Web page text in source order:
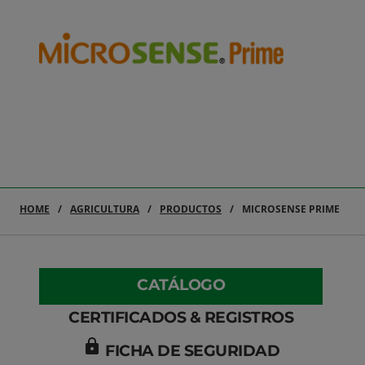
HOME AGRICULTURA PRODUCTOS MICROSENSE PRIME
CATÁLOGO
CERTIFICADOS & REGISTROS
lock FICHA DE SEGURIDAD